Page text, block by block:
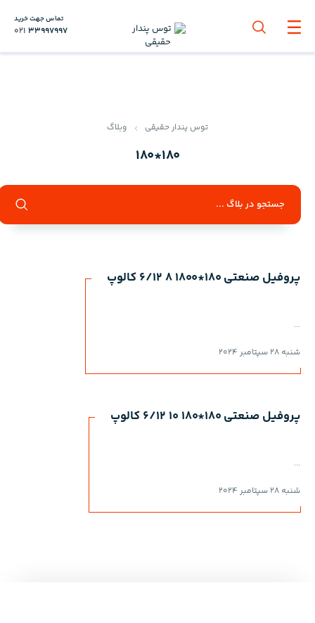
تماس جهت خرید
021 33997997
توس پندار حقیقی وبلاگ
180*180
پروفیل صنعتی 180*1800 8 6/12 کالوپ
...
شنبه 28 سپتامبر 2024
پروفیل صنعتی 180*180 10 6/12 کالوپ
...
شنبه 28 سپتامبر 2024